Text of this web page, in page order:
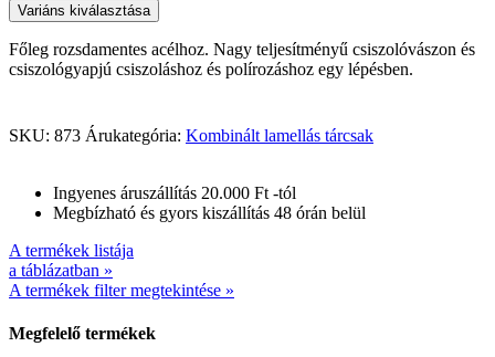
Variáns kiválasztása
Főleg rozsdamentes acélhoz. Nagy teljesítményű csiszolóvászon és
csiszológyapjú csiszoláshoz és polírozáshoz egy lépésben.
SKU: 873 Árukategória: Kombinált lamellás tárcsak
Ingyenes áruszállítás 20.000 Ft -tól
Megbízható és gyors kiszállítás 48 órán belül
A termékek listája
a táblázatban »
A termékek filter megtekintése »
Megfelelő termékek